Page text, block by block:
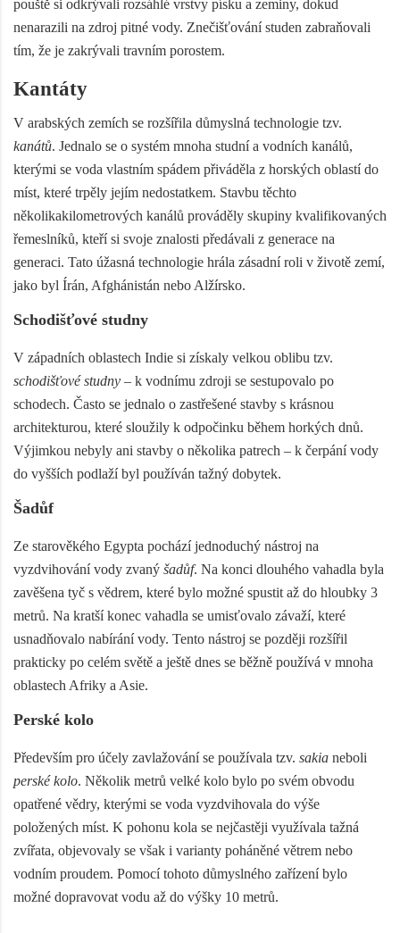
pouště si odkrývali rozsáhlé vrstvy písku a zeminy, dokud
nenarazili na zdroj pitné vody. Znečišťování studen zabraňovali
tím, že je zakrývali travním porostem.
Kantáty
V arabských zemích se rozšířila důmyslná technologie tzv.
kanátů. Jednalo se o systém mnoha studní a vodních kanálů,
kterými se voda vlastním spádem přiváděla z horských oblastí do
míst, které trpěly jejím nedostatkem. Stavbu těchto
několikakilometrových kanálů prováděly skupiny kvalifikovaných
řemeslníků, kteří si svoje znalosti předávali z generace na
generaci. Tato úžasná technologie hrála zásadní roli v životě zemí,
jako byl Írán, Afghánistán nebo Alžírsko.
Schodišťové studny
V západních oblastech Indie si získaly velkou oblibu tzv.
schodišťové studny – k vodnímu zdroji se sestupovalo po
schodech. Často se jednalo o zastřešené stavby s krásnou
architekturou, které sloužily k odpočinku během horkých dnů.
Výjimkou nebyly ani stavby o několika patrech – k čerpání vody
do vyšších podlaží byl používán tažný dobytek.
Šadůf
Ze starověkého Egypta pochází jednoduchý nástroj na
vyzdvihování vody zvaný šadůf. Na konci dlouhého vahadla byla
zavěšena tyč s vědrem, které bylo možné spustit až do hloubky 3
metrů. Na kratší konec vahadla se umisťovalo závaží, které
usnadňovalo nabírání vody. Tento nástroj se později rozšířil
prakticky po celém světě a ještě dnes se běžně používá v mnoha
oblastech Afriky a Asie.
Perské kolo
Především pro účely zavlažování se používala tzv. sakia neboli
perské kolo. Několik metrů velké kolo bylo po svém obvodu
opatřené vědry, kterými se voda vyzdvihovala do výše
položených míst. K pohonu kola se nejčastěji využívala tažná
zvířata, objevovaly se však i varianty poháněné větrem nebo
vodním proudem. Pomocí tohoto důmyslného zařízení bylo
možné dopravovat vodu až do výšky 10 metrů.